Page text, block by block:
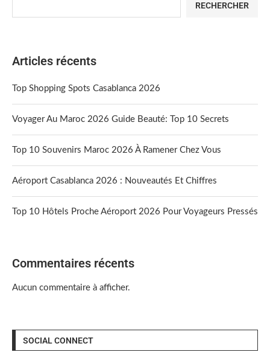
RECHERCHER
Articles récents
Top Shopping Spots Casablanca 2026
Voyager Au Maroc 2026 Guide Beauté: Top 10 Secrets
Top 10 Souvenirs Maroc 2026 À Ramener Chez Vous
Aéroport Casablanca 2026 : Nouveautés Et Chiffres
Top 10 Hôtels Proche Aéroport 2026 Pour Voyageurs Pressés
Commentaires récents
Aucun commentaire à afficher.
SOCIAL CONNECT